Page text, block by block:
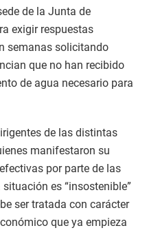
de la Junta de
exigir respuestas
semanas solicitando
que no han recibido
de agua necesario para
de las distintas
manifestaron su
por parte de las
es “insostenible”
ser tratada con carácter
que ya empieza